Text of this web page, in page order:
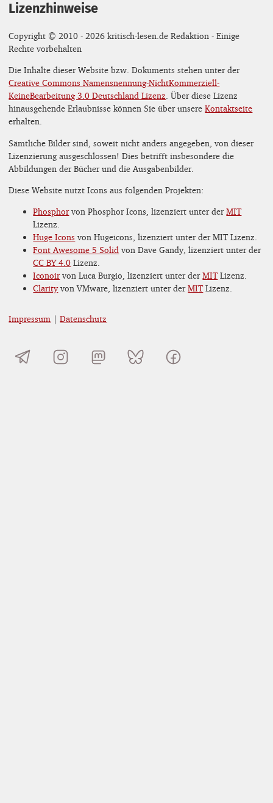
Lizenzhinweise
Copyright © 2010 - 2026 kritisch-lesen.de Redaktion - Einige
Rechte vorbehalten
Die Inhalte dieser Website bzw. Dokuments stehen unter der
Creative Commons Namensnennung-NichtKommerziell-
KeineBearbeitung 3.0 Deutschland Lizenz . Über diese Lizenz
hinausgehende Erlaubnisse können Sie über unsereKontaktseite
erhalten.
Sämtliche Bilder sind, soweit nicht anders angegeben, von dieser
Lizenzierung ausgeschlossen! Dies betrifft insbesondere die
Abbildungen der Bücher und die Ausgabenbilder.
Diese Website nutzt Icons aus folgenden Projekten:
Phosphorvon Phosphor Icons, lizenziert unter derMIT
Lizenz.
Huge Icons von Hugeicons, lizenziert unter der MIT Lizenz.
Font Awesome 5 Solid von Dave Gandy, lizenziert unter der
CC BY 4.0 Lizenz.
Iconoirvon Luca Burgio, lizenziert unter derMITLizenz.
Clarityvon VMware, lizenziert unter derMITLizenz.
Impressum |Datenschutz